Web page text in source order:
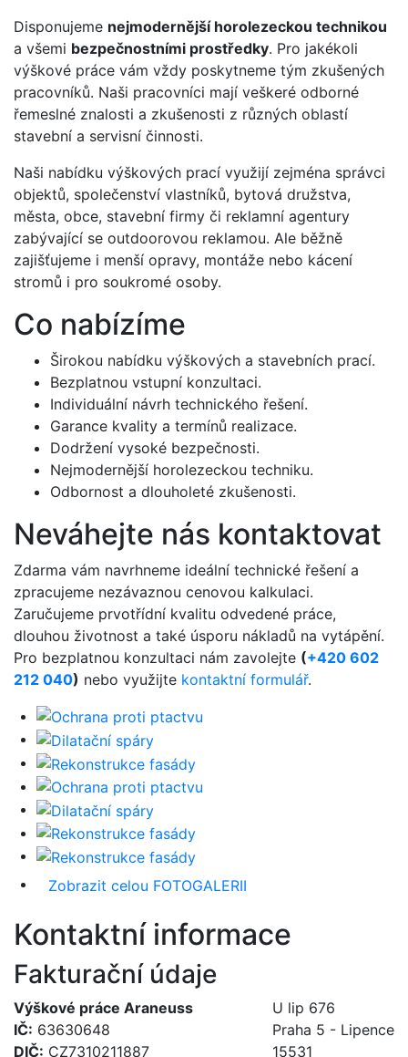
Disponujeme nejmodernější horolezeckou technikou
a všemi bezpečnostními prostředky. Pro jakékoli
výškové práce vám vždy poskytneme tým zkušených
pracovníků. Naši pracovníci mají veškeré odborné
řemeslné znalosti a zkušenosti z různých oblastí
stavební a servisní činnosti.
Naši nabídku výškových prací využijí zejména správci
objektů, společenství vlastníků, bytová družstva,
města, obce, stavební firmy či reklamní agentury
zabývající se outdoorovou reklamou. Ale běžně
zajišťujeme i menší opravy, montáže nebo kácení
stromů i pro soukromé osoby.
Co nabízíme
Širokou nabídku výškových a stavebních prací.
Bezplatnou vstupní konzultaci.
Individuální návrh technického řešení.
Garance kvality a termínů realizace.
Dodržení vysoké bezpečnosti.
Nejmodernější horolezeckou techniku.
Odbornost a dlouholeté zkušenosti.
Neváhejte nás kontaktovat
Zdarma vám navrhneme ideální technické řešení a
zpracujeme nezávaznou cenovou kalkulaci.
Zaručujeme prvotřídní kvalitu odvedené práce,
dlouhou životnost a také úsporu nákladů na vytápění.
Pro bezplatnou konzultaci nám zavolejte (+420 602
212 040) nebo využijte kontaktní formulář.
Zobrazit celou FOTOGALERII
Kontaktní informace
Fakturační údaje
Výškové práce Araneuss
IČ: 63630648
DIČ: CZ7310211887
U lip 676
Praha 5 - Lipence
15531